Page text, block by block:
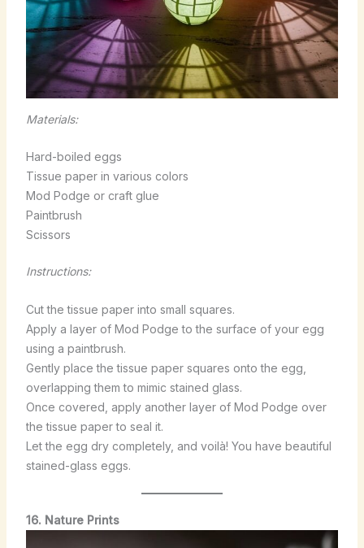
Materials:
Hard-boiled eggs
Tissue paper in various colors
Mod Podge or craft glue
Paintbrush
Scissors
Instructions:
Cut the tissue paper into small squares.
Apply a layer of Mod Podge to the surface of your egg
using a paintbrush.
Gently place the tissue paper squares onto the egg,
overlapping them to mimic stained glass.
Once covered, apply another layer of Mod Podge over
the tissue paper to seal it.
Let the egg dry completely, and voilà! You have beautiful
stained-glass eggs.
16. Nature Prints